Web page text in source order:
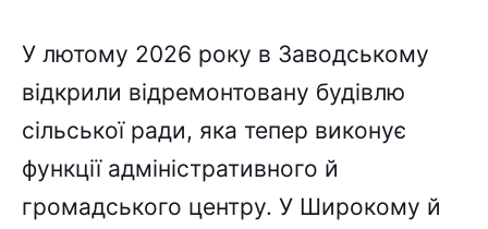
У лютому 2026 року в Заводському
відкрили відремонтовану будівлю
сільської ради, яка тепер виконує
функції адміністративного й
громадського центру. У Широкому й